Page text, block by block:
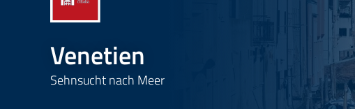
Venetien
Sehnsucht nach Meer